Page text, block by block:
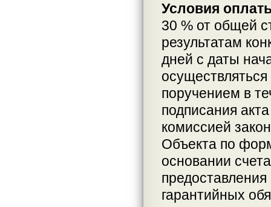
Условия
30 % от общей
результатам
дней с даты
поручением в
подписания
комиссией
Объекта по
основании
гарантийных